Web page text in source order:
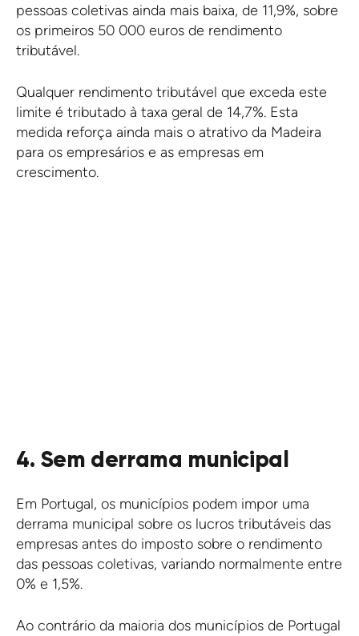
pessoas coletivas ainda mais baixa, de 11,9%, sobre
os primeiros 50 000 euros de rendimento
tributável.
Qualquer rendimento tributável que exceda este
limite é tributado à taxa geral de 14,7%. Esta
medida reforça ainda mais o atrativo da Madeira
para os empresários e as empresas em
crescimento.
4. Sem derrama municipal
Em Portugal, os municípios podem impor uma
derrama municipal sobre os lucros tributáveis das
empresas antes do imposto sobre o rendimento
das pessoas coletivas, variando normalmente entre
0% e 1,5%.
Ao contrário da maioria dos municípios de Portugal